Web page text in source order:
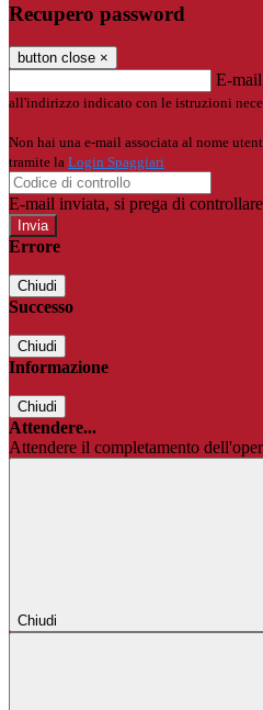
Recupero password
button close ×
E-mail
all'indirizzo indicato con le istruzioni
Non hai una e-mail associata al nome
tramite la Login Spaggiari
E-mail inviata, si prega di
Errore
Chiudi
Successo
Chiudi
Informazione
Chiudi
Attendere...
Attendere il completamento
Chiudi